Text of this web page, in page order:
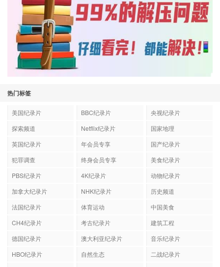
热门标签
美国纪录片 BBC纪录片
央视纪录片
探索频道
Netflix纪录片
国家地理
英国纪录片
年会员专享
国产纪录片
犯罪调查
终身会员专享
美食纪录片
PBS纪录片
4K纪录片
动物纪录片
加拿大纪录片
NHK纪录片
历史频道
法国纪录片
体育运动
中国美食
CH4纪录片
考古纪录片
建筑工程
德国纪录片
澳大利亚纪录片
音乐纪录片
HBO纪录片
自然生态
二战纪录片